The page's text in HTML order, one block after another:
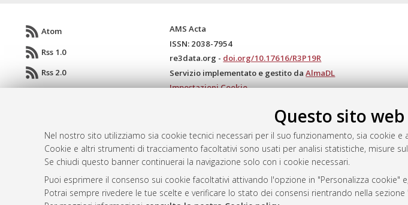
Questo sito
Nel nostro sito utilizziamo sia cookie tecnici necessari per il suo funzionamento, sia cookie
Cookie e altri strumenti di tracciamento facoltativi sono usati per analisi statistiche, misure
Se chiudi questo banner continuerai la navigazione solo con i cookie necessari.
Puoi esprimere il consenso sui cookie facoltativi attivando l'opzione in "Personalizza
Potrai sempre rivedere le tue scelte e verificare lo stato dei consensi rientrando nella
Atom
Rss 1.0
Rss 2.0
AMS Acta
ISSN: 2038-7954
re3data.org - doi.org/10.17616/R3P19R
Servizio implementato e gestito daAlmaDL
Impostazioni Cookie
Mission e policies del repository